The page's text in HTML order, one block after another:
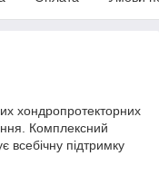
хондропротекторних
Комплексний
всебічну підтримку